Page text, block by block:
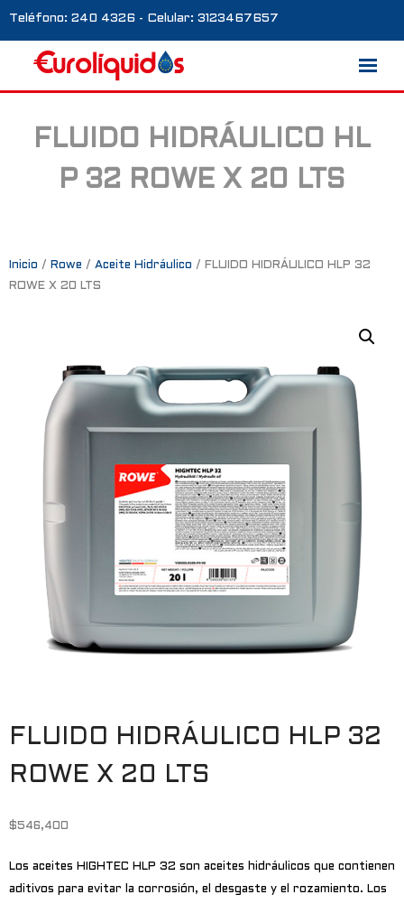
Teléfono: 240 4326 - Celular: 3123467657
Marcas
Nosotros
Galería
FLUIDO HIDRÁULICO HL
P 32 ROWE X 20 LTS
Inicio / Rowe / Aceite Hidráulico / FLUIDO HIDRÁULICO HLP 32
ROWE X 20 LTS
FLUIDO HIDRÁULICO HLP 32
ROWE X 20 LTS
$546,400
Los aceites HIGHTEC HLP 32 son aceites hidráulicos que contienen
aditivos para evitar la corrosión, el desgaste y el rozamiento. Los